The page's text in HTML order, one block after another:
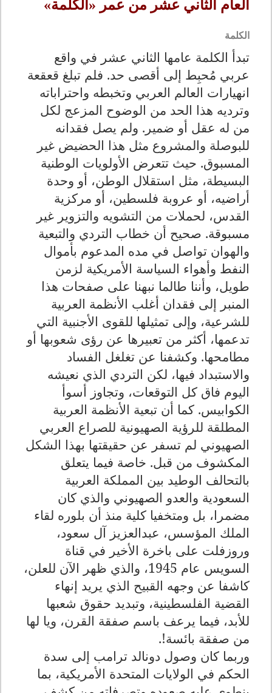
العام الثاني عشر من عمر «الكلمة»
الكلمة
تبدأ الكلمة عامها الثاني عشر في واقع
عربي مُحبِط إلى أقصى حد. فلم تبلغ قعقعة
انهيارات العالم العربي وتخبطه واحتراباته
وترديه هذا الحد من الوضوح المزعج لكل
من له عقل أو ضمير. ولم يصل فقدانه
للبوصلة والمشروع مثل هذا الحضيض غير
المسبوق. حيث تتعرض الأولويات الوطنية
البسيطة، مثل استقلال الوطن، أو وحدة
أراضيه، أو عروبة فلسطين، أو مركزية
القدس، لحملات من التشويه والتزوير غير
مسبوقة. صحيح أن خطاب التردي والتبعية
والهوان تواصل في مده المدعوم بأموال
النفط وأهواء السياسة الأمريكية لزمن
طويل، وأننا طالما نبهنا على صفحات هذا
المنبر إلى فقدان أغلب الأنظمة العربية
للشرعية، وإلى تمثيلها للقوى الأجنبية التي
تدعمها، أكثر من تعبيرها عن رؤى شعوبها أو
مطامحها. وكشفنا عن تغلغل الفساد
والاستبداد فيها، لكن التردي الذي نعيشه
اليوم فاق كل التوقعات، وتجاوز أسوأ
الكوابيس. كما أن تبعية الأنظمة العربية
المطلقة للرؤية الصهيونية للصراع العربي
الصهيوني لم تسفر عن حقيقتها بهذا الشكل
المكشوف من قبل. خاصة فيما يتعلق
بالتحالف الوطيد بين المملكة العربية
السعودية والعدو الصهيوني والذي كان
مضمرا، بل ومتخفيا كلية منذ أن بلوره لقاء
الملك المؤسس، عبدالعزيز آل سعود،
وروزفلت على باخرة الأخير في قناة
السويس عام 1945، والذي ظهر الآن للعلن،
كاشفا عن وجهه القبيح الذي يريد إنهاء
القضية الفلسطينية، وتبديد حقوق شعبها
للأبد، فيما يرعف باسم صفقة القرن، ويا لها
من صفقة بائسة!.
وربما كان وصول دونالد ترامب إلى سدة
الحكم في الولايات المتحدة الأمريكية، بما